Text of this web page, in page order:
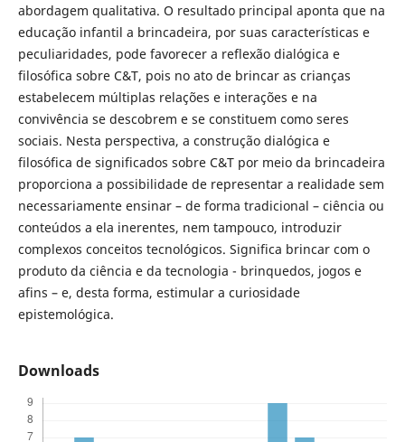
abordagem qualitativa. O resultado principal aponta que na
educação infantil a brincadeira, por suas características e
peculiaridades, pode favorecer a reflexão dialógica e
filosófica sobre C&T, pois no ato de brincar as crianças
estabelecem múltiplas relações e interações e na
convivência se descobrem e se constituem como seres
sociais. Nesta perspectiva, a construção dialógica e
filosófica de significados sobre C&T por meio da brincadeira
proporciona a possibilidade de representar a realidade sem
necessariamente ensinar – de forma tradicional – ciência ou
conteúdos a ela inerentes, nem tampouco, introduzir
complexos conceitos tecnológicos. Significa brincar com o
produto da ciência e da tecnologia - brinquedos, jogos e
afins – e, desta forma, estimular a curiosidade
epistemológica.
Downloads